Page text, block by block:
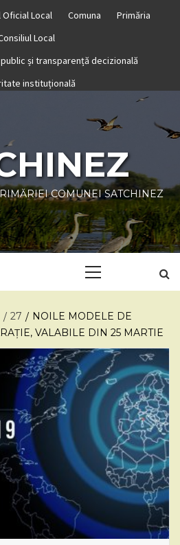
Local Comuna
Primăria
Local
și transparență decizională
instituțională
COMUNEI SATCHINEZ
27
NOILE MODELE DE
VALABILE DIN 25 MARTIE